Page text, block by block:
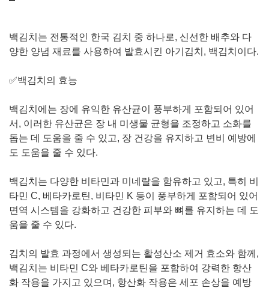
백김치는 전통적인 한국 김치 중 하나로, 신선한 배추와 다
양한 양념 재료를 사용하여 발효시킨 아기김치, 백김치이다.
✅백김치의 효능
백김치에는 장에 유익한 유산균이 풍부하게 포함되어 있어
서, 이러한 유산균은 장 내 미생물 균형을 조정하고 소화를
돕는 데 도움을 줄 수 있고, 장 건강을 유지하고 변비 예방에
도 도움을 줄 수 있다.
백김치는 다양한 비타민과 미네랄을 함유하고 있고, 특히 비
타민 C, 베타카로틴, 비타민 K 등이 풍부하게 포함되어 있어
면역 시스템을 강화하고 건강한 피부와 뼈를 유지하는 데 도
움을 줄 수 있다.
김치의 발효 과정에서 생성되는 활성산소 제거 효소와 함께,
백김치는 비타민 C와 베타카로틴을 포함하여 강력한 항산
화 작용을 가지고 있으며, 항산화 작용은 세포 손상을 예방